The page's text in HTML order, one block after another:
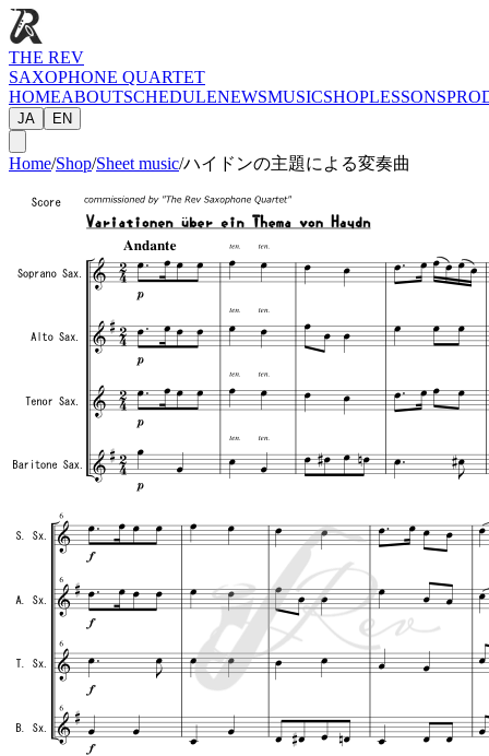
THE REV
SAXOPHONE QUARTET
HOMEABOUTSCHEDULENEWSMUSICSHOPLESSONS
JA EN
Home/Shop/Sheet music/ハイドンの主題による変奏曲